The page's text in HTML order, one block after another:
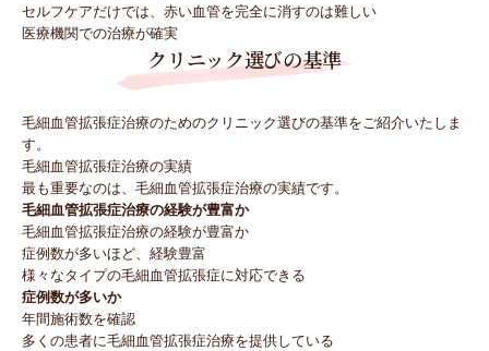
セルフケアだけでは、赤い血管を完全に消すのは難しい
医療機関での治療が確実
クリニック選びの基準
毛細血管拡張症治療のためのクリニック選びの基準をご紹介いたしま
す。
毛細血管拡張症治療の実績
最も重要なのは、毛細血管拡張症治療の実績です。
毛細血管拡張症治療の経験が豊富か
毛細血管拡張症治療の経験が豊富か
症例数が多いほど、経験豊富
様々なタイプの毛細血管拡張症に対応できる
症例数が多いか
年間施術数を確認
多くの患者に毛細血管拡張症治療を提供している